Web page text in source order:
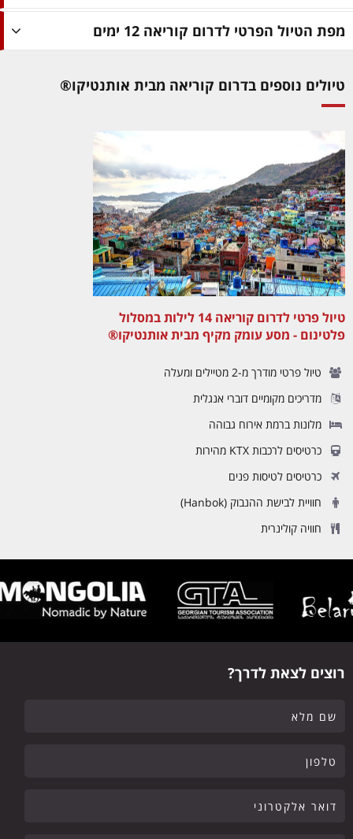
מפת הטיול הפרטי לדרום קוריאה 12 ימים
טיולים נוספים בדרום קוריאה מבית אותנטיקו®
טיול פרטי לדרום קוריאה 14 לילות במסלול
פלטינום - מסע עומק מקיף מבית אותנטיקו®
טיול פרטי מודרך מ-2 מטיילים ומעלה
מדריכים מקומיים דוברי אנגלית
מלונות ברמת אירוח גבוהה
כרטיסים לרכבות KTX מהירות
כרטיסים לטיסות פנים
חוויית לבישת ההנבוק (Hanbok)
חוויה קולינרית
רוצים לצאת לדרך?